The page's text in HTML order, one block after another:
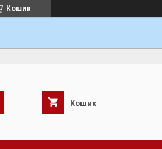
Кошик
Кошик